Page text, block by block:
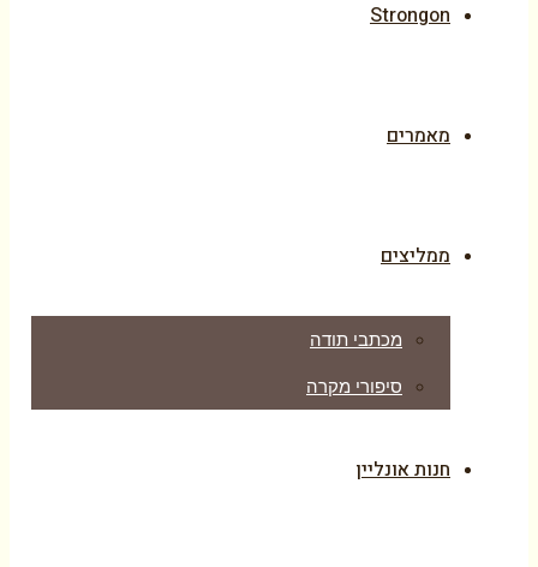
Strongon
מאמרים
ממליצים
מכתבי תודה
סיפורי מקרה
חנות אונליין